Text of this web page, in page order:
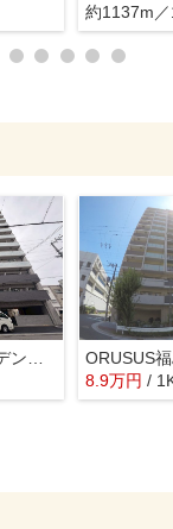
約1137m
ORUSUS
8.9万円 /